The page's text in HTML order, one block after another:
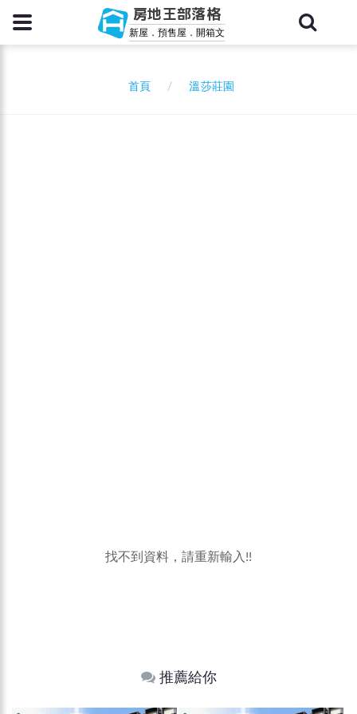
房地王部落格
新屋．預售屋．開箱文
首頁 溫莎莊園
找不到資料，請重新輸入!!
推薦給你